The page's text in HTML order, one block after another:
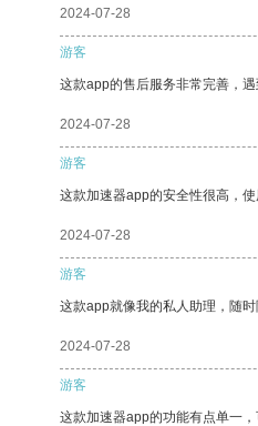
2024-07-28
游客
这款app的售后服务非常完善，
2024-07-28
游客
这款加速器app的安全性很高，
2024-07-28
游客
这款app就像我的私人助理，随
2024-07-28
游客
这款加速器app的功能有点单一